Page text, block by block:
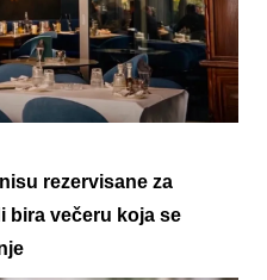
rezervisane za
bira večeru koja se